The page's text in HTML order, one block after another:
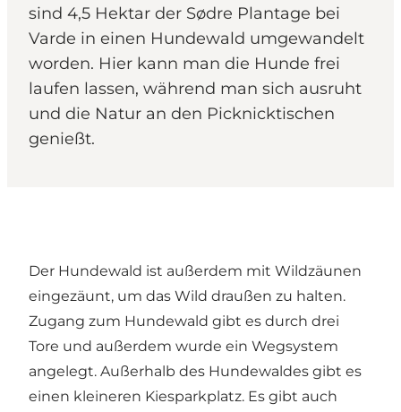
sind 4,5 Hektar der Sødre Plantage bei
Varde in einen Hundewald umgewandelt
worden. Hier kann man die Hunde frei
laufen lassen, während man sich ausruht
und die Natur an den Picknicktischen
genießt.
Der Hundewald ist außerdem mit Wildzäunen
eingezäunt, um das Wild draußen zu halten.
Zugang zum Hundewald gibt es durch drei
Tore und außerdem wurde ein Wegsystem
angelegt. Außerhalb des Hundewaldes gibt es
einen kleineren Kiesparkplatz. Es gibt auch